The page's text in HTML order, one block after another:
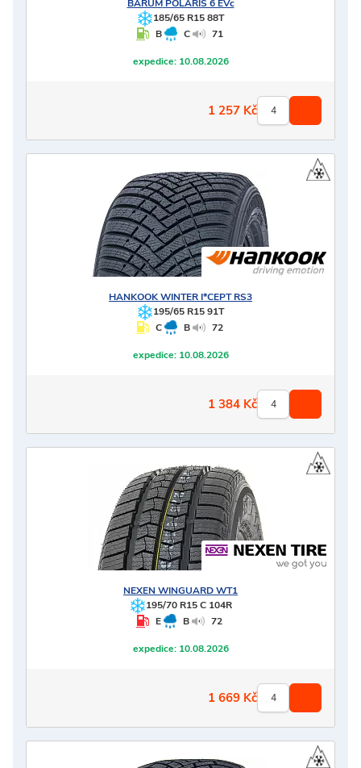
BARUM POLARIS 6 EVc
185/65 R15 88T
B
C 71
expedice:10.08.2026
1 257 Kč
HANKOOKWINTER I*CEPT RS3
195/65 R15 91T
C
B 72
expedice:10.08.2026
1 384 Kč
NEXEN WINGUARD WT1
195/70 R15 C 104R
E
B 72
expedice:10.08.2026
1 669 Kč